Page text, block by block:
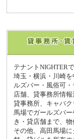
テナントNIGHTER
埼玉・横浜・川崎
ルズバー・風俗可
店舗、貸事務所情
貸事務所、キャバ
馬場でガールズバ
き・貸店舗まで、物
その他、高田馬場